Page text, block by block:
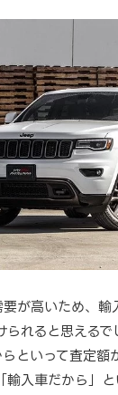
が高いため、
られると思える
といって査定額
輸入車だから」